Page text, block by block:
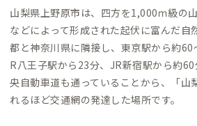
山梨県上野原市は、四方を1,000ｍ級の
などによって形成された起伏に富んだ自
都と神奈川県に隣接し、東京駅から約
R八王子駅から23分、JR新宿駅から約
央自動車道も通っていることから、「山
れるほど交通網の発達した場所です。